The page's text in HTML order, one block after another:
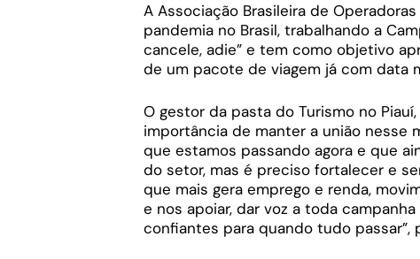
A Associação Brasileira de
pandemia no Brasil, trabalhando a
cancele, adie” e tem como objetivo
de um pacote de viagem já com data
O gestor da pasta do Turismo no
importância de manter a união nesse
que estamos passando agora e que
do setor, mas é preciso fortalecer e
que mais gera emprego e renda,
e nos apoiar, dar voz a toda
confiantes para quando tudo passar”,